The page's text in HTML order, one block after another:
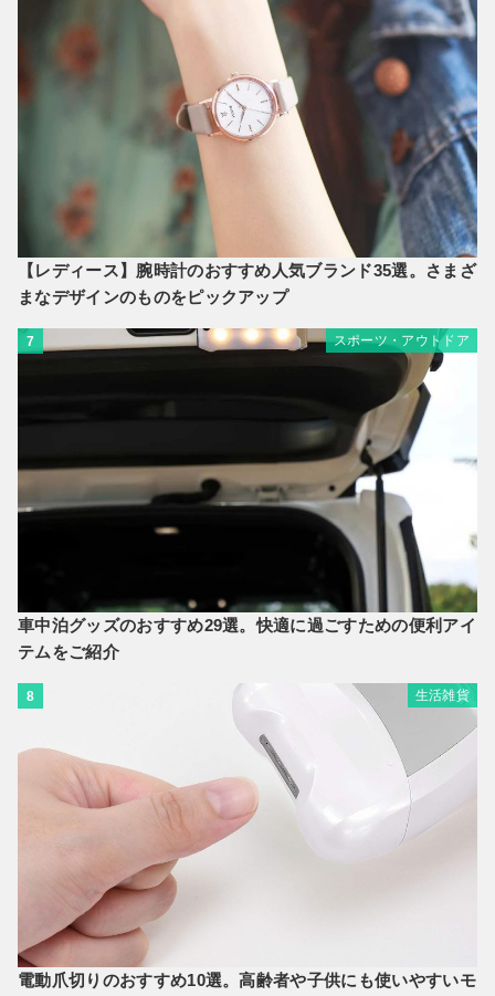
【レディース】腕時計のおすすめ人気ブランド35選。さまざ
まなデザインのものをピックアップ
7 スポーツ・アウトドア
車中泊グッズのおすすめ29選。快適に過ごすための便利アイ
テムをご紹介
8 生活雑貨
電動爪切りのおすすめ10選。高齢者や子供にも使いやすいモ